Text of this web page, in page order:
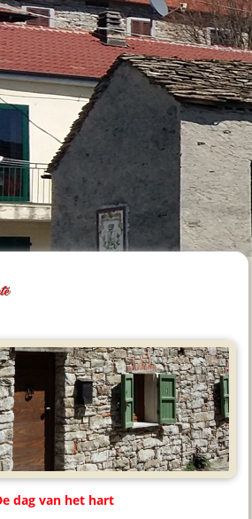
dag van het hart